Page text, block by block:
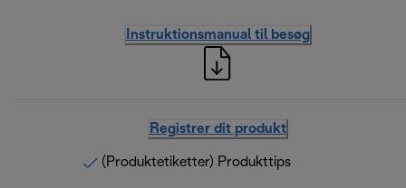
Instruktionsmanual til besøg
Registrer dit produkt
(Produktetiketter) Produkttips